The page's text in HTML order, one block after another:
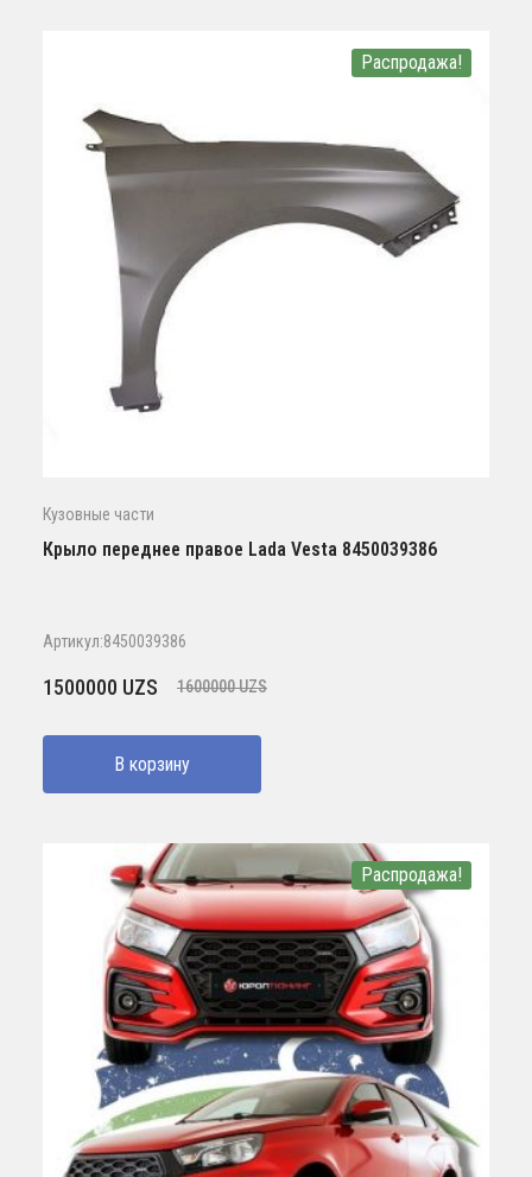
Распродажа!
Кузовные части
Крыло переднее правое Lada Vesta 8450039386
Артикул:8450039386
1600000UZS
Первоначальная
составляла
1600000 UZS.
1500000 UZS
Текущая
1500000 UZS.
В корзину
Распродажа!